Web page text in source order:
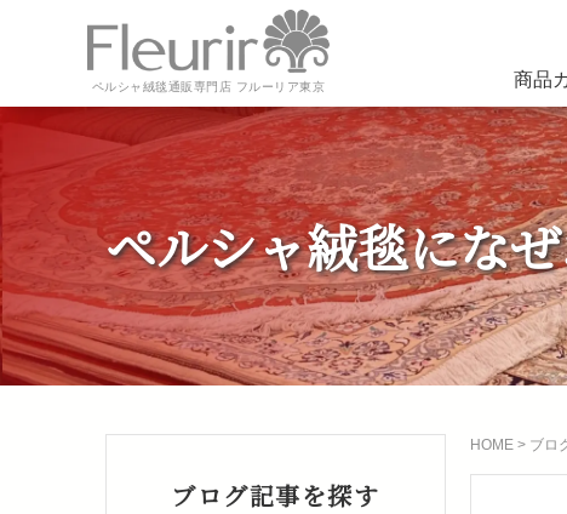
ペルシャ絨毯通販専門店 フルーリア東京 商品
ペルシャ絨毯にな
HOME> ブロ
ブログ記事を探す